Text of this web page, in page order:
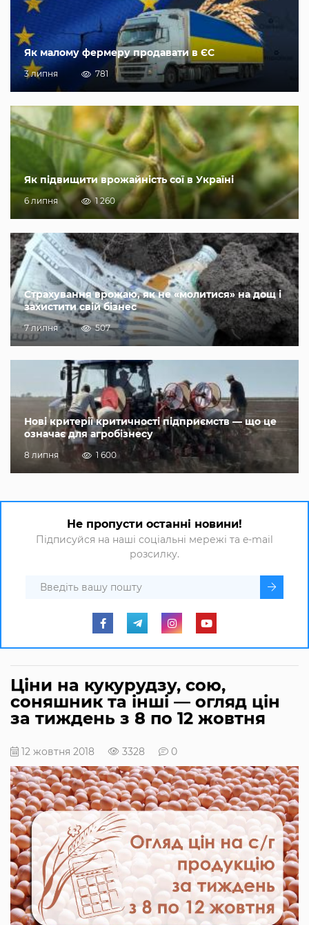
Як малому фермеру продавати в ЄС
3 липня 781
Як підвищити врожайність сої в Україні
6 липня 1 260
Страхування врожаю, як не «молитися» на дощ і
захистити свій бізнес
7 липня 507
Нові критерії критичності підприємств — що це
означає для агробізнесу
8 липня 1 600
Не пропусти останні новини!
Підписуйся на наші соціальні мережі та e-mail
розсилку.
Ціни на кукурудзу, сою,
соняшник та інші — огляд цін
за тиждень з 8 по 12 жовтня
12 жовтня 2018 3328 0